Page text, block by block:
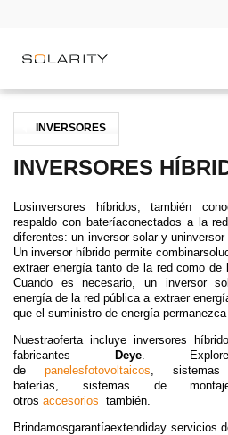
CATEGORÍA
Inversores
Baterías
Accesorios
MENÚ
CONTACTOS
MENÚ DE USUARIO
INVERSORES
INVERSORES
Losinversores híbridos, también
respaldo con bateríaconectados a la
diferentes: un inversor solar y
Un inversor híbrido permite
extraer energía tanto de la red como de
Cuando es necesario, un inversor
energía de la red pública a extraer
que el suministro de energía
Nuestraoferta incluye inversores
fabricantes
Deye.
de panelesfotovoltaicos,
baterías, sistemas de
otros accesorios también.
Brindamosgarantíaextendiday servicios